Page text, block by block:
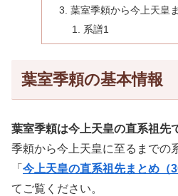
葉室季頼から今上天皇
系譜1
葉室季頼の基本情報
葉室季頼は今上天皇の直系祖先
季頼から今上天皇に至るまでの
「 今上天皇の直系祖先まとめ（
てご覧ください。